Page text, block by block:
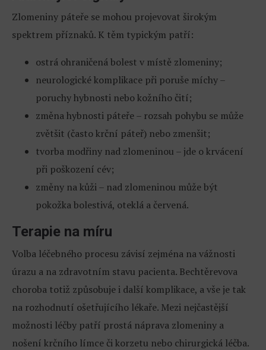
Zlomeniny páteře se mohou projevovat širokým
spektrem příznaků. K těm typickým patří:
ostrá ohraničená bolest v místě zlomeniny;
neurologické komplikace při poruše míchy –
poruchy hybnosti nebo kožního čití;
změna hybnosti páteře – rozsah pohybu se může
zvětšit (často krční páteř) nebo zmenšit;
tvorba modřiny nad zlomeninou – jde o krvácení
při poškození cév;
změny na kůži – nad zlomeninou může být
pokožka bolestivá, oteklá a červená.
Terapie na míru
Volba léčebného procesu závisí zejména na vážnosti
úrazu a na zdravotním stavu pacienta. Bechtěrevova
choroba totiž způsobuje i další komplikace, a vše je tak
na rozhodnutí ošetřujícího lékaře. Mezi nejčastější
možnosti léčby patří prostá náprava zlomeniny a
nošení krčního límce či korzetu nebo chirurgická léčba.